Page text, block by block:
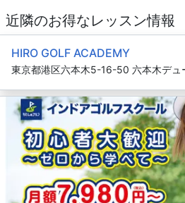
近隣のお得なレッスン情報
HIRO GOLF ACADEMY
東京都港区六本木5-16-50 六本木デュ